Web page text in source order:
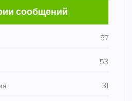
сообщений
57
53
31